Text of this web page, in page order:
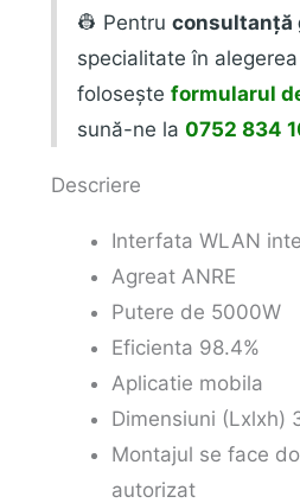
👷 Pentruconsultanță
specialitate în
foloseșteformularul
sună-ne la0752 834
Descriere
Interfata WLAN
Agreat ANRE
Putere de 5000W
Eficienta 98.4%
Aplicatie mobila
Dimensiuni (Lxlxh)
Montajul se face
autorizat